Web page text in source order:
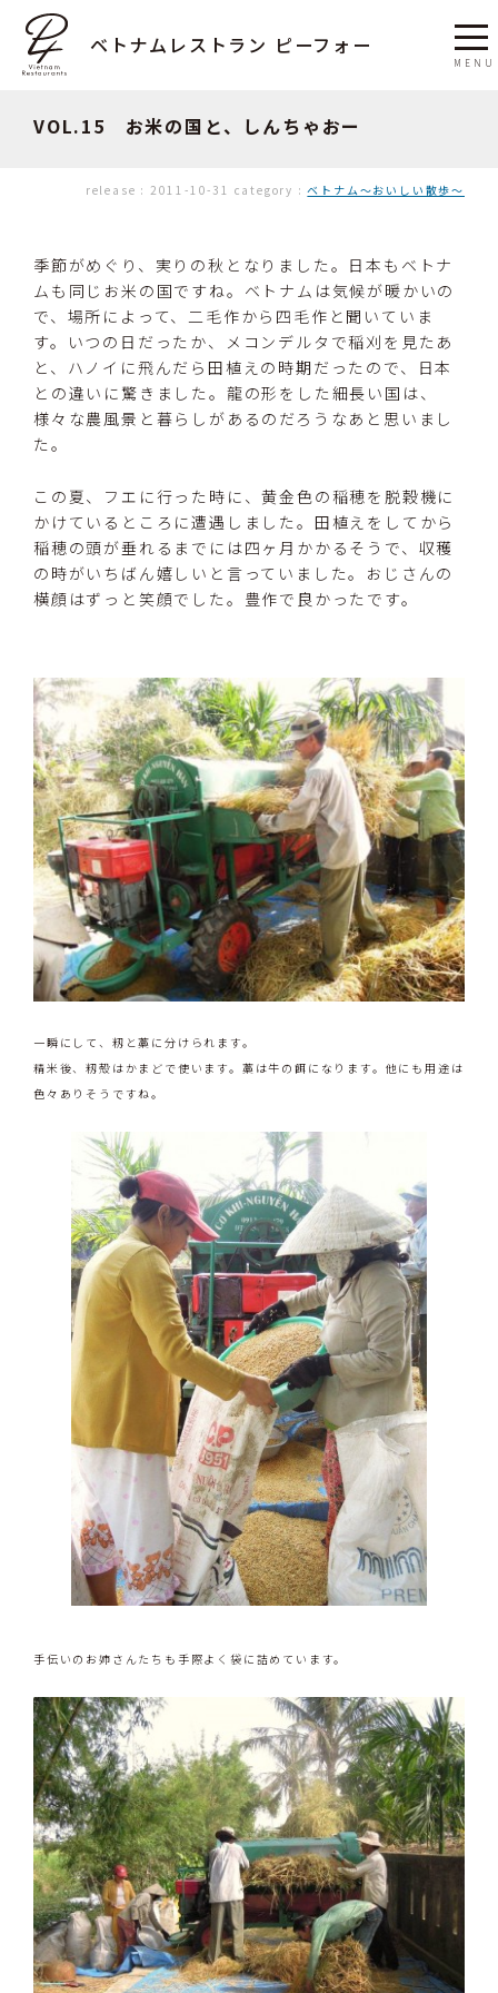
ベトナムレストラン ピーフォー
VOL.15 お米の国と、しんちゃおー
release : 2011-10-31 category :ベトナム〜おいしい散歩〜
季節がめぐり、実りの秋となりました。日本もベトナ
ムも同じお米の国ですね。ベトナムは気候が暖かいの
で、場所によって、二毛作から四毛作と聞いていま
す。いつの日だったか、メコンデルタで稲刈を見たあ
と、ハノイに飛んだら田植えの時期だったので、日本
との違いに驚きました。龍の形をした細長い国は、
様々な農風景と暮らしがあるのだろうなあと思いまし
た。
この夏、フエに行った時に、黄金色の稲穂を脱穀機に
かけているところに遭遇しました。田植えをしてから
稲穂の頭が垂れるまでには四ヶ月かかるそうで、収穫
の時がいちばん嬉しいと言っていました。おじさんの
横顔はずっと笑顔でした。豊作で良かったです。
一瞬にして、籾と藁に分けられます。
精米後、籾殻はかまどで使います。藁は牛の餌になります。他にも用途は
色々ありそうですね。
手伝いのお姉さんたちも手際よく袋に詰めています。